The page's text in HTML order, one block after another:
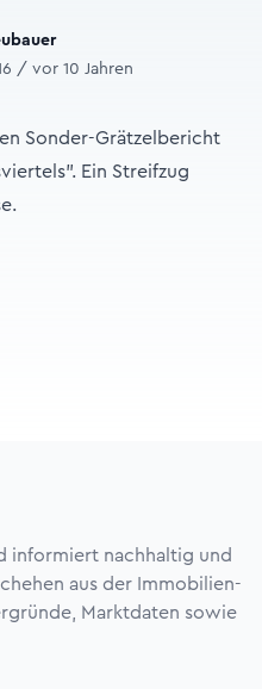
/ vor 10 Jahren
Sonder-Grätzelbericht
Ein Streifzug
informiert nachhaltig und
aus der Immobilien-
Marktdaten sowie